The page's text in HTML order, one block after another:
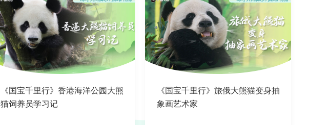
《国宝千里行》香港海洋公园大熊
猫饲养员学习记
《国宝千里行》旅俄大熊猫变身抽
象画艺术家